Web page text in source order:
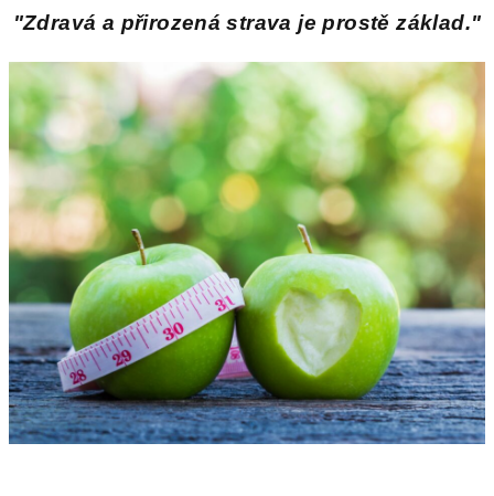
"Zdravá a přirozená strava je prostě základ."